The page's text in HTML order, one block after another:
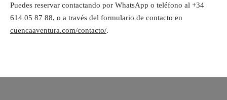
Puedes reservar contactando por WhatsApp o teléfono al +34
614 05 87 88, o a través del formulario de contacto en
cuencaaventura.com/contacto/.